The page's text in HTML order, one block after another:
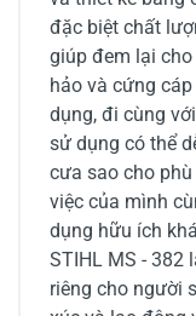
đặc biệt chất
giúp đem lại
hảo và cứng
dụng, đi cùng
sử dụng có thể
cưa sao cho
việc của mình
dụng hữu ích
STIHL MS - 382
riêng cho người